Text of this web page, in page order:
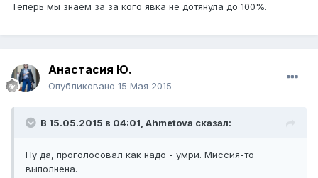
​Теперь мы знаем за за кого явка не дотянула до 100%.
Анастасия Ю.
Опубликовано 15 Мая 2015
В 15.05.2015 в 04:01, Ahmetova сказал:
Ну да, проголосовал как надо - умри. Миссия-то
выполнена.